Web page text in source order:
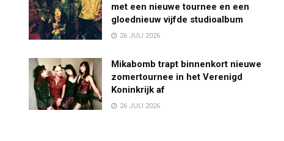
met een nieuwe tournee en een
gloednieuw vijfde studioalbum
26 JULI 2026
Mikabomb trapt binnenkort nieuwe
zomertournee in het Verenigd
Koninkrijk af
26 JULI 2026